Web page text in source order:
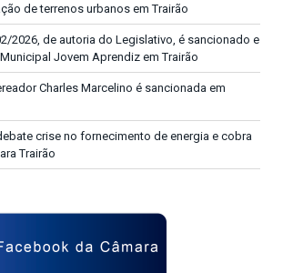
de terrenos urbanos em Trairão
2026, de autoria do Legislativo, é sancionado e
Jovem Aprendiz em Trairão
Charles Marcelino é sancionada em
crise no fornecimento de energia e cobra
Trairão